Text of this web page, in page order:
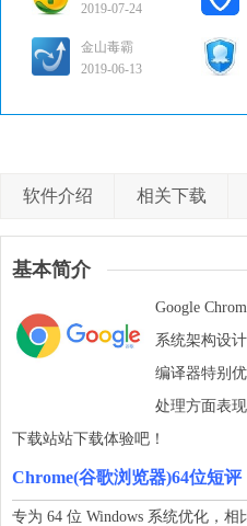
2019-07-24
金山毒霸
2019-06-13
软件介绍 相关下载
基本简介
Google
系统架构设
编译器特别
处理方面表
下载站站下载体验吧！
Chrome(谷歌浏览器)64位短评
专为 64 位 Windows 系统优化，